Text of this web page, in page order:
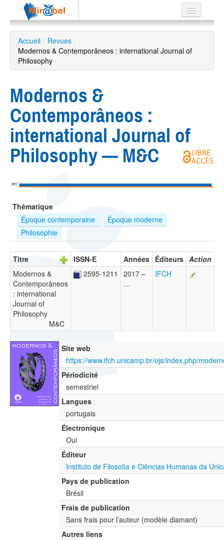
Le réseau
Soutien
Listes
Recherche
avancée
EN
ES
Accueil / Revues /
Modernos & Contemporâneos : international Journal of
Philosophy
Modernos &
Contemporâneos :
international Journal of
Philosophy — M&C
2017
Thématique
Époque contemporaine
Époque moderne
Philosophie
Titre ISSN-E Années Éditeurs Action
Modernos &
Contemporâneos
: international
Journal of
Philosophy
M&C
2595-1211
2017 –
…
IFCH
Site web
Périodicité
semestriel
Langues
portugais
Électronique
Oui
Éditeur
Instituto de Filosofia e Ciências Humanas da
Pays de publication
Brésil
Frais de publication
Sans frais pour l’auteur (modèle diamant)
Autres liens